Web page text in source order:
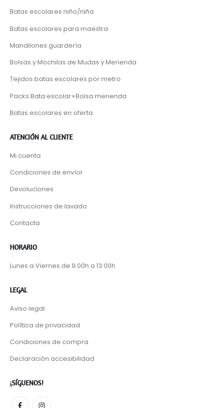
Batas escolares niño/niña
Batas escolares para maestra
Mandilones guardería
Bolsas y Mochilas de Mudas y Merienda
Tejidos batas escolares por metro
Packs Bata escolar+Bolsa merienda
Batas escolares en oferta
ATENCIÓN AL CLIENTE
Mi cuenta
Condiciones de envíor
Devoluciones
Instrucciones de lavado
Contacta
HORARIO
Lunes a Viernes de 9:00h a 13:00h
LEGAL
Aviso legal
Política de privacidad
Condiciones de compra
Declaración accesibilidad
¡SÍGUENOS!